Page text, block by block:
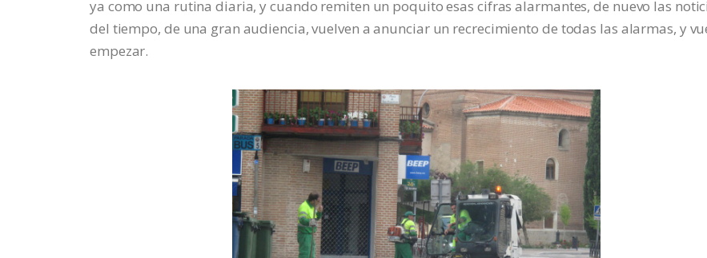
ya como una rutina diaria, y cuando remiten un poquito esas cifras alarmantes, de nuevo las
del tiempo, de una gran audiencia, vuelven a anunciar un recrecimiento de todas las alarmas, y
empezar.